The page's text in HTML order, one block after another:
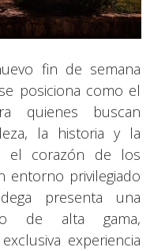
fin de semana
posiciona como el
quienes buscan
la historia y la
el corazón de los
entorno privilegiado
presenta una
de alta gama,
experiencia